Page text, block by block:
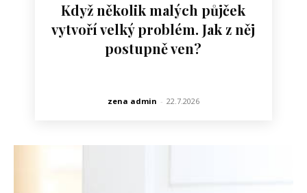
Když několik malých půjček
vytvoří velký problém. Jak z něj
postupně ven?
zena admin - 22.7.2026